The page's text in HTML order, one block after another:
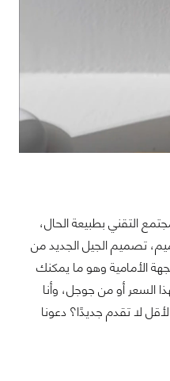
التقني بطبيعة الحال،
تصميم الجيل الجديد من
من الجهة الأمامية وهو ما يمكنك
السعر أو من جوجل، وأنا
لا تقدم جديدًا؟ دعونا